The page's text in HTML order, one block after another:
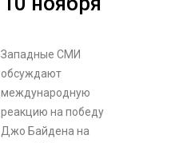
Западные СМИ
обсуждают
международную
реакцию на победу
Джо Байдена на